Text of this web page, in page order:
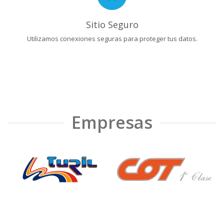
Sitio Seguro
Utilizamos conexiones seguras para proteger tus datos.
Empresas
❮ ❯